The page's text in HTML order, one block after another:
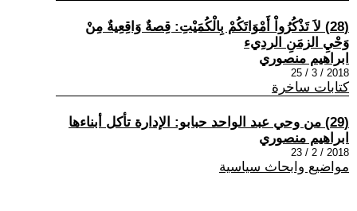
(28) لاَ تَذْكُرُواْ أَمْوَاتَكُمْ بِالْكُمَيْتِ: قِصةٌ وَاقِعِيةٌ مِنْ
وَحْيِ الزمَنِ الردِيء
ابراهيم منصوري
2018 / 3 / 25
كتابات ساخرة
(29) من وحي عبد الواحد حبابو: الإدارة تأكل أبناءها
ابراهيم منصوري
2018 / 2 / 23
مواضيع وابحاث سياسية